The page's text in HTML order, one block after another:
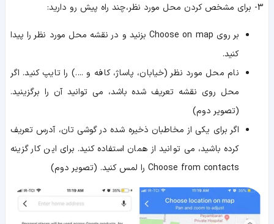
3- برای مشخص کردن محل مورد نظر، چند راه پیش رو دارید:
بر روی Choose on map بزنید و در نقشه محل مورد نظر را پیدا
کنید.
نام محل مورد نظر (خیابان، پاساژ، کافه و ....) را تایپ کنید. اگر
محل روی نقشه تعریف شده باشد، می توانید آن را برگزینید.
(تصویر دوم)
اگر برای یکی از مخاطبان ذخیره شده در گوشی تان، آدرس تعریف
کرده باشید، می توانید از همان استفاده کنید. برای این کار گزینه
Choose from contacts را لمس کنید. (تصویر دوم)